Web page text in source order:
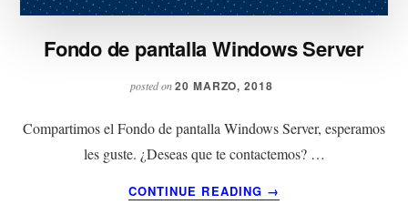
Fondo de pantalla Windows Server
posted on20 MARZO, 2018
Compartimos el Fondo de pantalla Windows Server, esperamos
les guste. ¿Deseas que te contactemos? …
CONTINUE READING
ACERCA
DE
→